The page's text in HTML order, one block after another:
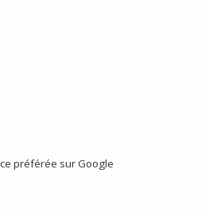
préférée sur Google